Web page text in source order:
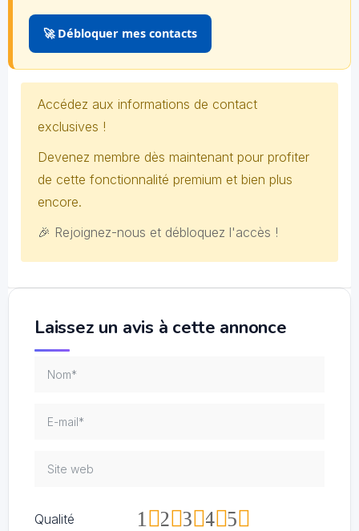
🚀 Débloquer mes contacts
Accédez aux informations de contact
exclusives !
Devenez membre dès maintenant pour profiter
de cette fonctionnalité premium et bien plus
encore.
🎉 Rejoignez-nous et débloquez l'accès !
Laissez un avis à cette annonce
Qualité 5
4
3
2
1